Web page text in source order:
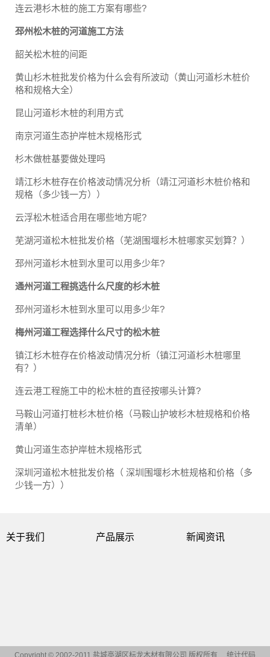
连云港杉木桩的施工方案有哪些?
邳州松木桩的河道施工方法
韶关松木桩的间距
黄山杉木桩批发价格为什么会有所波动（黄山河道杉木桩价
格和规格大全）
昆山河道杉木桩的利用方式
南京河道生态护岸桩木规格形式
杉木做桩基要做处理吗
靖江杉木桩存在价格波动情况分析（靖江河道杉木桩价格和
规格（多少钱一方））
云浮松木桩适合用在哪些地方呢?
芜湖河道松木桩批发价格（芜湖围堰杉木桩哪家买划算？）
邳州河道杉木桩到水里可以用多少年?
通州河道工程挑选什么尺度的杉木桩
邳州河道杉木桩到水里可以用多少年?
梅州河道工程选择什么尺寸的松木桩
镇江杉木桩存在价格波动情况分析（镇江河道杉木桩哪里
有？）
连云港工程施工中的松木桩的直径按哪头计算?
马鞍山河道打桩杉木桩价格（马鞍山护坡杉木桩规格和价格
清单）
黄山河道生态护岸桩木规格形式
深圳河道松木桩批发价格（ 深圳围堰杉木桩规格和价格（多
少钱一方））
关于我们 产品展示 新闻资讯
Copyright © 2002-2011 盐城亭湖区标龙木材有限公司 版权所有 统计代码